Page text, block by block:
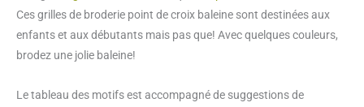
Point
croix
Ces grilles de broderie point de croix baleine sont destinées aux
enfants et aux débutants mais pas que! Avec quelques couleurs,
brodez une jolie baleine!
Le tableau des motifs est accompagné de suggestions de